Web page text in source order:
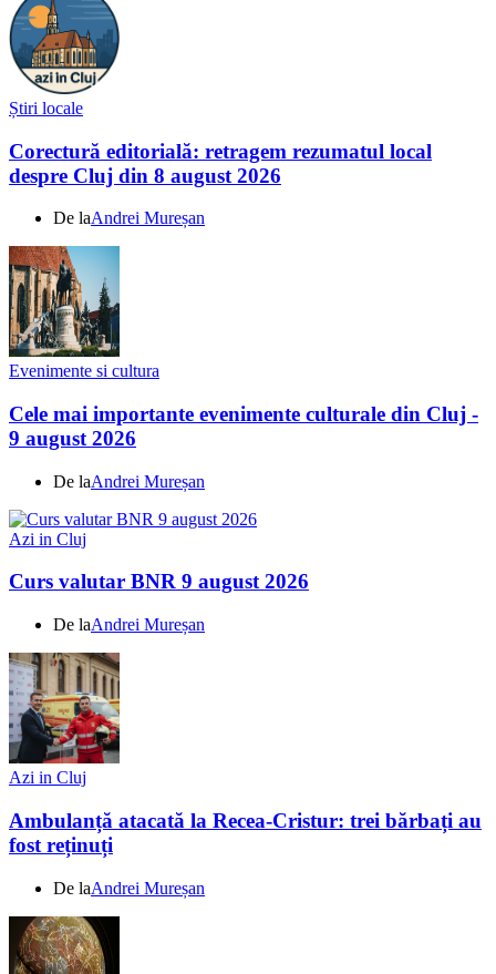
Știri locale
Corectură editorială: retragem rezumatul local
despre Cluj din 8 august 2026
De laAndrei Mureșan
Evenimente si cultura
Cele mai importante evenimente culturale din Cluj -
9 august 2026
De laAndrei Mureșan
Azi in Cluj
Curs valutar BNR 9 august 2026
De laAndrei Mureșan
Azi in Cluj
Ambulanță atacată la Recea-Cristur: trei bărbați au
fost reținuți
De laAndrei Mureșan